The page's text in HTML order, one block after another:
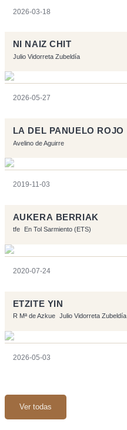
2026-03-18
NI NAIZ CHIT
Julio Vidorreta Zubeldía
2026-05-27
LA DEL PANUELO ROJO
Avelino de Aguirre
2019-11-03
AUKERA BERRIAK
tfe En Tol Sarmiento (ETS)
2020-07-24
ETZITE YIN
R Mª de Azkue Julio Vidorreta Zubeldía
2026-05-03
Ver todas